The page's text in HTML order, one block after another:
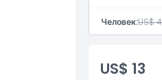
Человек:US$
US$ 13